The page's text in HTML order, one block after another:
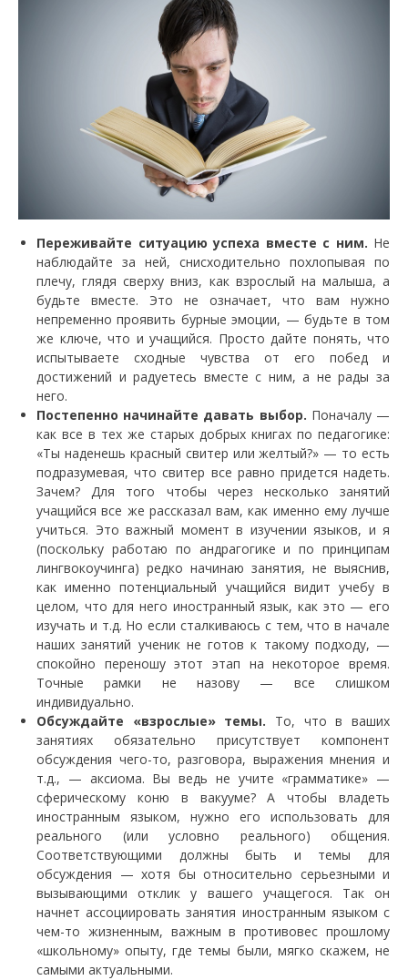
Переживайте ситуацию успеха вместе с ним. Не
наблюдайте за ней, снисходительно похлопывая по
плечу, глядя сверху вниз, как взрослый на малыша, а
будьте вместе. Это не означает, что вам нужно
непременно проявить бурные эмоции, — будьте в том
же ключе, что и учащийся. Просто дайте понять, что
испытываете сходные чувства от его побед и
достижений и радуетесь вместе с ним, а не рады за
него.
Постепенно начинайте давать выбор. Поначалу —
как все в тех же старых добрых книгах по педагогике:
«Ты наденешь красный свитер или желтый?» — то есть
подразумевая, что свитер все равно придется надеть.
Зачем? Для того чтобы через несколько занятий
учащийся все же рассказал вам, как именно ему лучше
учиться. Это важный момент в изучении языков, и я
(поскольку работаю по андрагогике и по принципам
лингвокоучинга) редко начинаю занятия, не выяснив,
как именно потенциальный учащийся видит учебу в
целом, что для него иностранный язык, как это — его
изучать и т.д. Но если сталкиваюсь с тем, что в начале
наших занятий ученик не готов к такому подходу, —
спокойно переношу этот этап на некоторое время.
Точные рамки не назову — все слишком
индивидуально.
Обсуждайте «взрослые» темы. То, что в ваших
занятиях обязательно присутствует компонент
обсуждения чего-то, разговора, выражения мнения и
т.д., — аксиома. Вы ведь не учите «грамматике» —
сферическому коню в вакууме? А чтобы владеть
иностранным языком, нужно его использовать для
реального (или условно реального) общения.
Соответствующими должны быть и темы для
обсуждения — хотя бы относительно серьезными и
вызывающими отклик у вашего учащегося. Так он
начнет ассоциировать занятия иностранным языком с
чем-то жизненным, важным в противовес прошлому
«школьному» опыту, где темы были, мягко скажем, не
самыми актуальными.